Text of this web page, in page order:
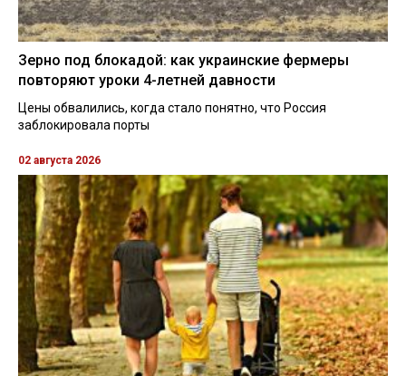
Зерно под блокадой: как украинские фермеры
повторяют уроки 4-летней давности
Цены обвалились, когда стало понятно, что Россия
заблокировала порты
02 августа 2026